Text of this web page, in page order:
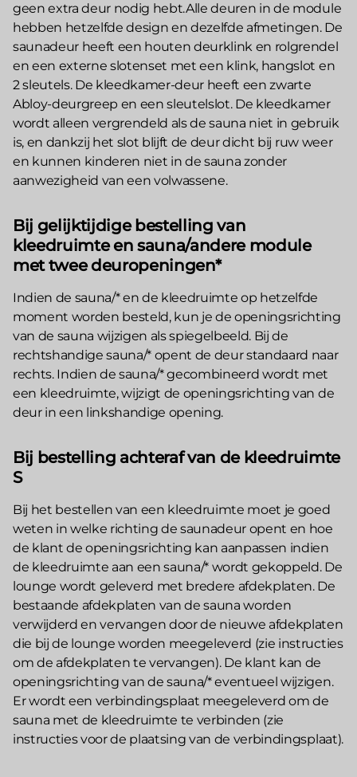
geen extra deur nodig hebt.Alle deuren in de module
hebben hetzelfde design en dezelfde afmetingen. De
saunadeur heeft een houten deurklink en rolgrendel
en een externe slotenset met een klink, hangslot en
2 sleutels. De kleedkamer-deur heeft een zwarte
Abloy-deurgreep en een sleutelslot. De kleedkamer
wordt alleen vergrendeld als de sauna niet in gebruik
is, en dankzij het slot blijft de deur dicht bij ruw weer
en kunnen kinderen niet in de sauna zonder
aanwezigheid van een volwassene.
Bij gelijktijdige bestelling van
kleedruimte en sauna/andere module
met twee deuropeningen*
Indien de sauna/* en de kleedruimte op hetzelfde
moment worden besteld, kun je de openingsrichting
van de sauna wijzigen als spiegelbeeld. Bij de
rechtshandige sauna/* opent de deur standaard naar
rechts. Indien de sauna/* gecombineerd wordt met
een kleedruimte, wijzigt de openingsrichting van de
deur in een linkshandige opening.
Bij bestelling achteraf van de kleedruimte
S
Bij het bestellen van een kleedruimte moet je goed
weten in welke richting de saunadeur opent en hoe
de klant de openingsrichting kan aanpassen indien
de kleedruimte aan een sauna/* wordt gekoppeld. De
lounge wordt geleverd met bredere afdekplaten. De
bestaande afdekplaten van de sauna worden
verwijderd en vervangen door de nieuwe afdekplaten
die bij de lounge worden meegeleverd (zie instructies
om de afdekplaten te vervangen). De klant kan de
openingsrichting van de sauna/* eventueel wijzigen.
Er wordt een verbindingsplaat meegeleverd om de
sauna met de kleedruimte te verbinden (zie
instructies voor de plaatsing van de verbindingsplaat).